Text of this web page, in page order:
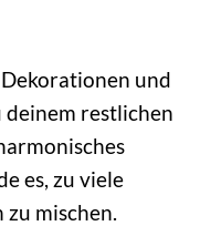
und
deinem restlichen
es, zu viele
mischen.